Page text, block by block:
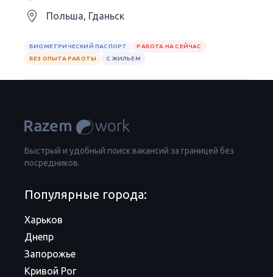
Польша, Гданьск
БИОМЕТРИЧЕСКИЙ ПАСПОРТ
РАБОТА НА СЕЙЧАС
БЕЗ ОПЫТА РАБОТЫ
С ЖИЛЬЕМ
Быстрый и удобный поиск вакансий за границей без
посредников.
Популярные города:
Харьков
Днепр
Запорожье
Кривой Рог